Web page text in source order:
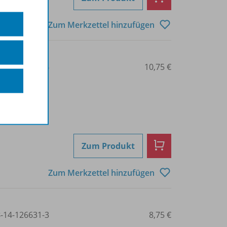
Zum Merkzettel hinzufügen
14-126627-6 10,75 €
Zum Produkt
Zum Merkzettel hinzufügen
14-126631-3 8,75 €